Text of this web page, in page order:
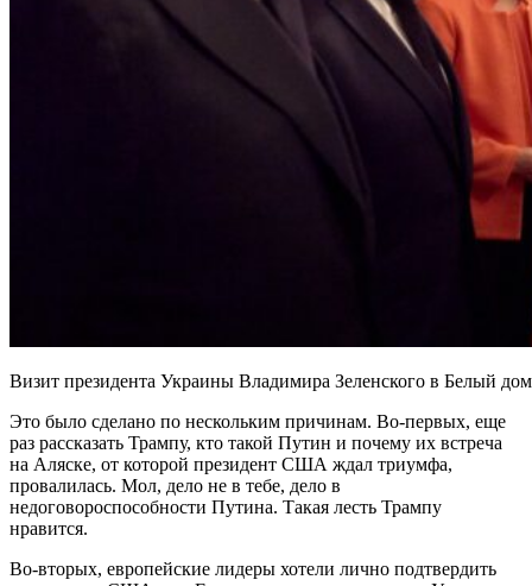
Визит президента Украины Владимира Зеленского в Белый
Это было сделано по нескольким причинам. Во-первых, еще
раз рассказать Трампу, кто такой Путин и почему их встреча
на Аляске, от которой президент США ждал триумфа,
провалилась. Мол, дело не в тебе, дело в
недоговороспособности Путина. Такая лесть Трампу
нравится.
Во-вторых, европейские лидеры хотели лично подтвердить